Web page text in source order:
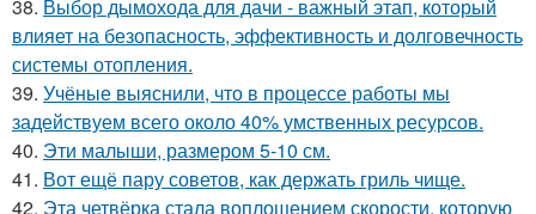
38. Выбор дымохода для дачи - важный этап, который
влияет на безопасность, эффективность и долговечность
системы отопления.
39. Учёные выяснили, что в процессе работы мы
задействуем всего около 40% умственных ресурсов.
40. Эти малыши, размером 5-10 см.
41. Вот ещё пару советов, как держать гриль чище.
42. Эта четвёрка стала воплощением скорости, которую